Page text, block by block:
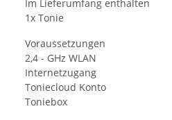
Im Lieferumfang enthalten
1x Tonie
Voraussetzungen
2,4 - GHz WLAN
Internetzugang
Toniecloud Konto
Toniebox